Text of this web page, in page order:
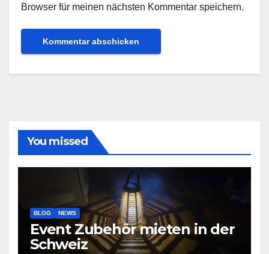
Browser für meinen nächsten Kommentar speichern.
You missed
BLOG NEWS
Event Zubehör mieten in der
Schweiz